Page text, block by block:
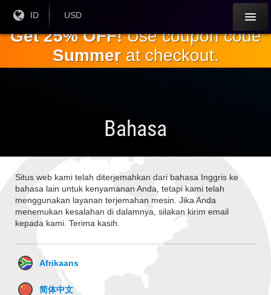
konten
utama
Bahasa
Ini:
ID
Mata
Saat
Ini:
USD
Get 25% OFF!Use coupon code
Summerat checkout.
Bahasa
Situs web kami telah diterjemahkan dari bahasa Inggris ke
bahasa lain untuk kenyamanan Anda, tetapi kami telah
menggunakan layanan terjemahan mesin. Jika Anda
menemukan kesalahan di dalamnya, silakan kirim email
kepada kami. Terima kasih.
Afrikaans
简体中文